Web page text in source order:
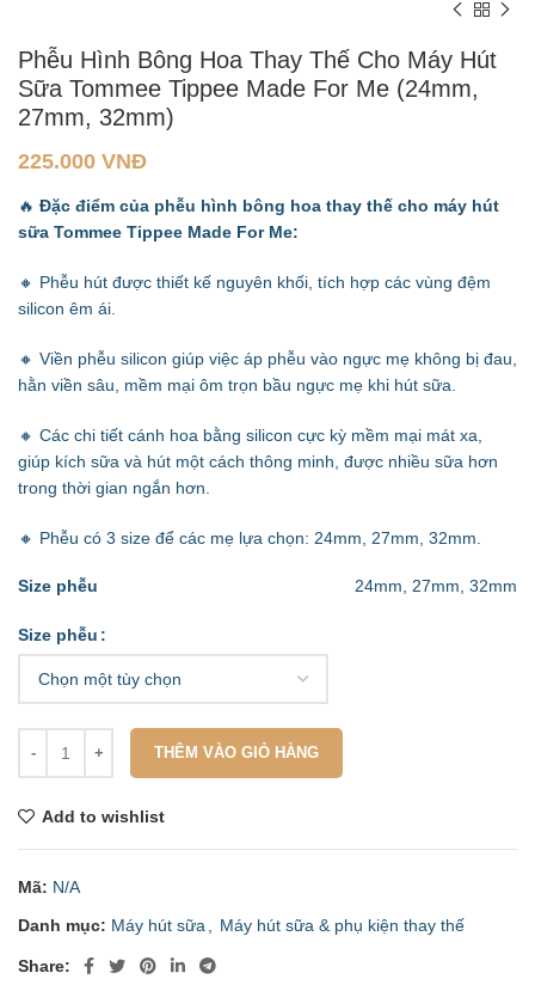
Phễu Hình Bông Hoa Thay Thế Cho Máy Hút
Sữa Tommee Tippee Made For Me (24mm,
27mm, 32mm)
225.000 VNĐ
🔥 Đặc điểm của phễu hình bông hoa thay thế cho máy hút
sữa Tommee Tippee Made For Me:
🔸 Phễu hút được thiết kế nguyên khối, tích hợp các vùng đệm
silicon êm ái.
🔸 Viền phễu silicon giúp việc áp phễu vào ngực mẹ không bị đau,
hằn viền sâu, mềm mại ôm trọn bầu ngực mẹ khi hút sữa.
🔸 Các chi tiết cánh hoa bằng silicon cực kỳ mềm mại mát xa,
giúp kích sữa và hút một cách thông minh, được nhiều sữa hơn
trong thời gian ngắn hơn.
🔸 Phễu có 3 size để các mẹ lựa chọn: 24mm, 27mm, 32mm.
Size phễu 24mm, 27mm, 32mm
Size phễu
THÊM VÀO GIỎ HÀNG
Add to wishlist
Mã: N/A
Danh mục: Máy hút sữa, Máy hút sữa & phụ kiện thay thế
Share: